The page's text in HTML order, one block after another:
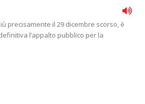
precisamente il 29 dicembre scorso, è
l’appalto pubblico per la